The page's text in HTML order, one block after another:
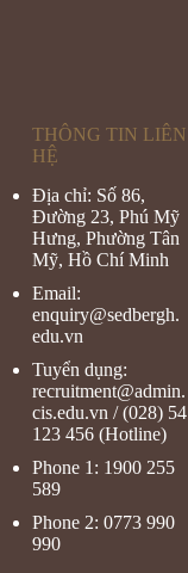
THÔNG TIN LIÊN
HỆ
Địa chỉ: Số 86,
Đường 23, Phú Mỹ
Hưng, Phường Tân
Mỹ, Hồ Chí Minh
Email:
enquiry@sedbergh.
edu.vn
Tuyển dụng:
recruitment@admin.
cis.edu.vn / (028) 54
123 456 (Hotline)
Phone 1: 1900 255
589
Phone 2: 0773 990
990